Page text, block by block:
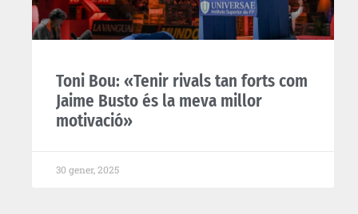
Toni Bou: «Tenir rivals tan forts com
Jaime Busto és la meva millor
motivació»
30 gener, 2025